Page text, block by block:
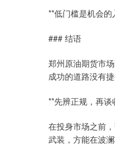
**低门槛是机会的
### 结语
郑州原油期货市
成功的道路没有
**先辨正规，再
在投身市场之前
武装，方能在波